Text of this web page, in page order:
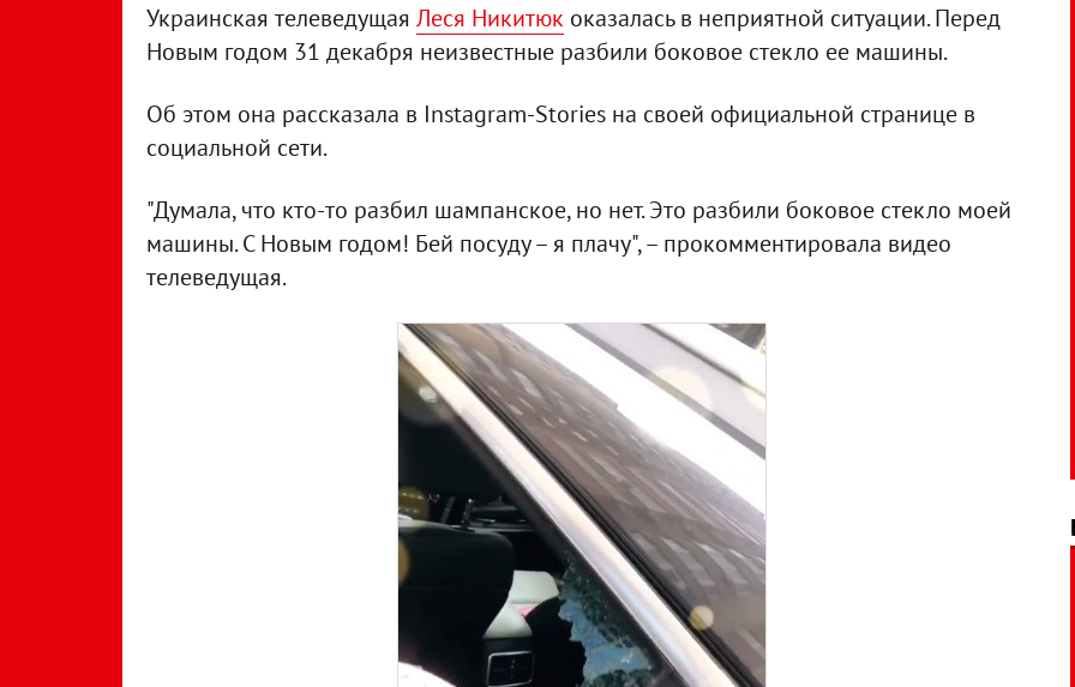
Украинская телеведущая Леся Никитюк оказалась в неприятной ситуации. Перед
Новым годом 31 декабря неизвестные разбили боковое стекло ее машины.
Об этом она рассказала в Instagram-Stories на своей официальной странице в
социальной сети.
"Думала, что кто-то разбил шампанское, но нет. Это разбили боковое стекло моей
машины. С Новым годом! Бей посуду – я плачу", – прокомментировала видео
телеведущая.